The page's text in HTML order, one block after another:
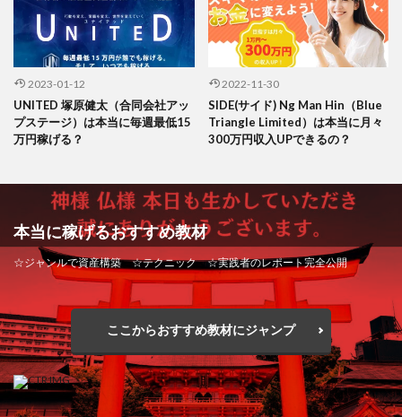
2023-01-12
UNITED 塚原健太（合同会社アッ
プステージ）は本当に毎週最低15
万円稼げる？
2022-11-30
SIDE(サイド) Ng Man Hin（Blue
Triangle Limited）は本当に月々
300万円収入UPできるの？
本当に稼げるおすすめ教材
☆ジャンルで資産構築 ☆テクニック ☆実践者のレポート完全公開
ここからおすすめ教材にジャンプ